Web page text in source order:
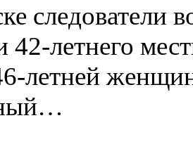
следователи
летнего
летней